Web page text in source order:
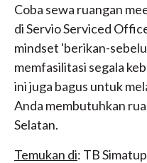
Coba sewa ruangan
di Servio Serviced
mindset 'berikan-
memfasilitasi segala
ini juga bagus untuk
Anda membutuhkan
Selatan.
Temukan di: TB